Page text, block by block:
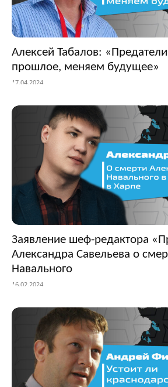
Алексей Табалов:
прошлое, меняем будущее»
17.04.2024
Заявление шеф-редактора
Александра Савельева о
Навального
16.02.2024